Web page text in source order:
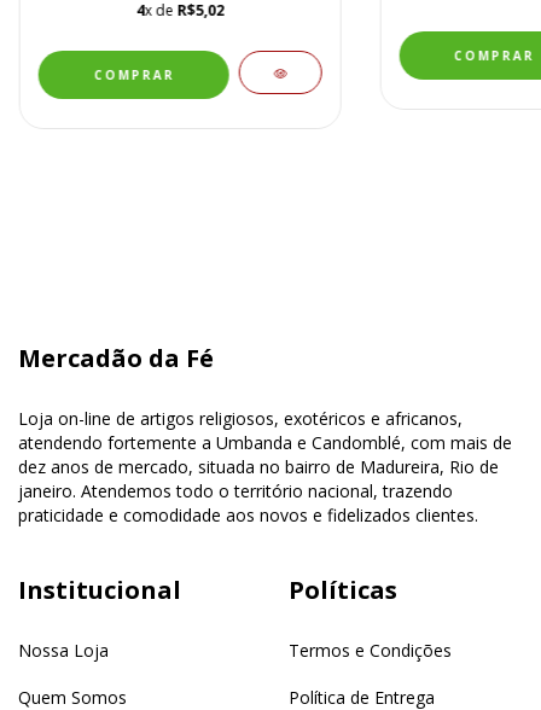
4x de R$5,02
Mercadão da Fé
Loja on-line de artigos religiosos, exotéricos e africanos,
atendendo fortemente a Umbanda e Candomblé, com mais de
dez anos de mercado, situada no bairro de Madureira, Rio de
janeiro. Atendemos todo o território nacional, trazendo
praticidade e comodidade aos novos e fidelizados clientes.
Institucional
Nossa Loja
Quem Somos
Políticas
Termos e Condições
Política de Entrega